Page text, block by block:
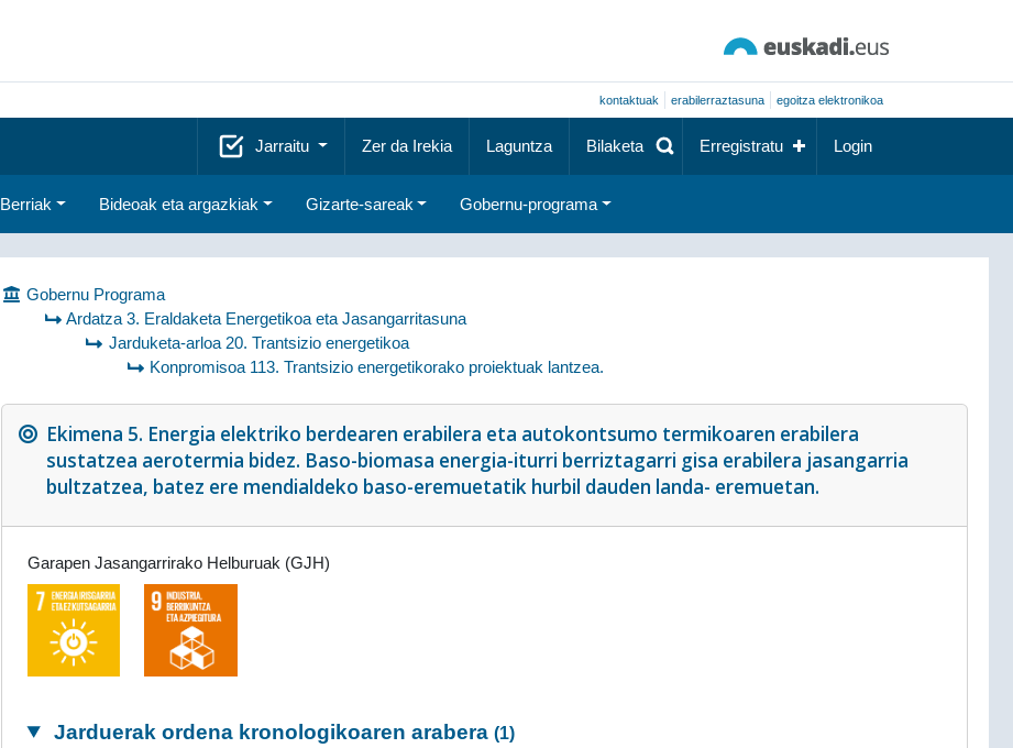
kontaktuak erabilerraztasuna egoitza elektronikoa
Jarraitu Zer da Irekia Laguntza Bilaketa Erregistratu Login
Berriak Bideoak eta argazkiak Gizarte-sareak Gobernu-programa
Gobernu Programa
Ardatza 3. Eraldaketa Energetikoa eta Jasangarritasuna
Jarduketa-arloa 20. Trantsizio energetikoa
Konpromisoa 113. Trantsizio energetikorako proiektuak lantzea.
Ekimena 5. Energia elektriko berdearen erabilera eta autokontsumo termikoaren erabilera
sustatzea aerotermia bidez. Baso-biomasa energia-iturri berriztagarri gisa erabilera jasangarria
bultzatzea, batez ere mendialdeko baso-eremuetatik hurbil dauden landa- eremuetan.
Garapen Jasangarrirako Helburuak (GJH)
Jarduerak ordena kronologikoaren arabera(1)